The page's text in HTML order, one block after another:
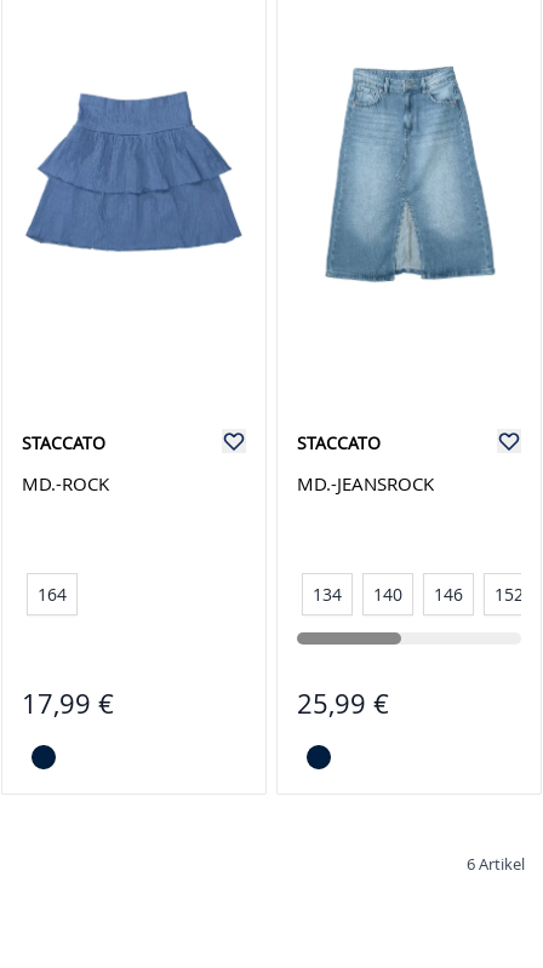
STACCATO
MD.-ROCK
164
17,99 €
STACCATO
MD.-JEANSROCK
134 140 146 152
25,99 €
6Artikel